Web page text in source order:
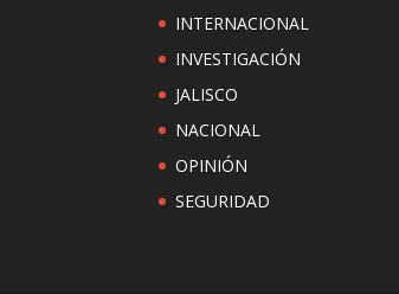
INTERNACIONAL
INVESTIGACIÓN
JALISCO
NACIONAL
OPINIÓN
SEGURIDAD